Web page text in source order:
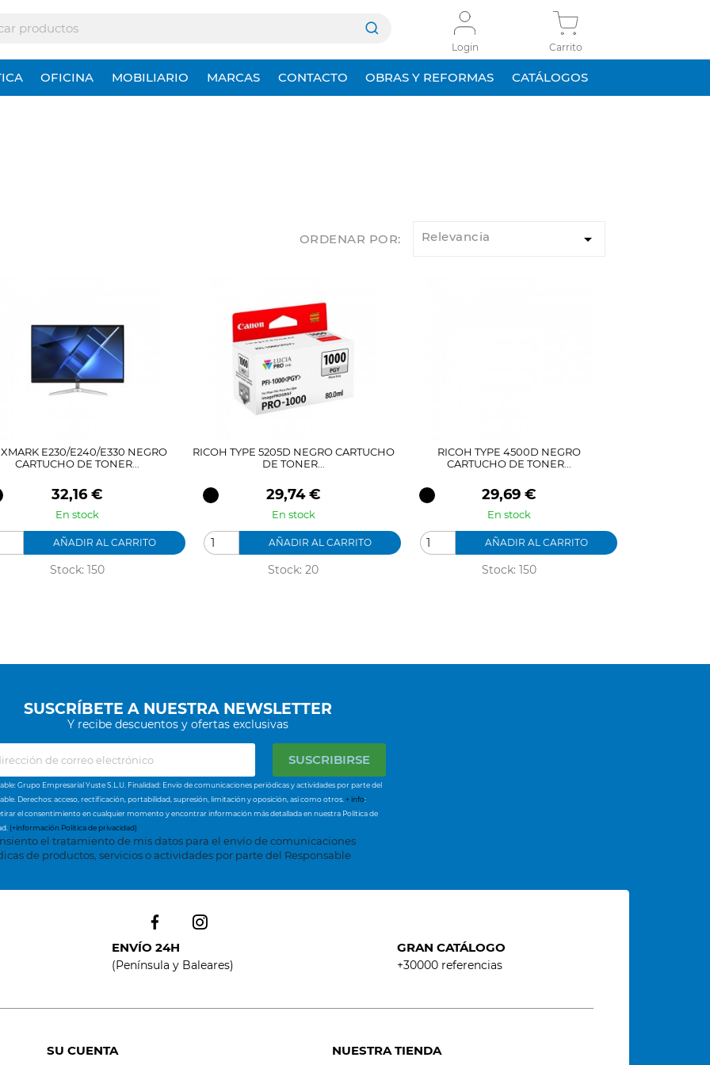
Login Carrito
OFICINA MOBILIARIO MARCAS CONTACTO OBRAS Y REFORMAS CATÁLOGOS
ORDENAR POR: Relevancia 
E230/E240/E330 NEGRO
CARTUCHO DE TONER...
Precio
32,16 €
En stock
AÑADIR AL CARRITO
Stock: 150
RICOH TYPE 5205D NEGRO CARTUCHO
DE TONER...
Precio
29,74 €
En stock
AÑADIR AL CARRITO
Stock: 20
RICOH TYPE 4500D NEGRO
CARTUCHO DE TONER...
Precio
29,69 €
En stock
AÑADIR AL CARRITO
Stock: 150
SUSCRÍBETE A NUESTRA NEWSLETTER
Y recibe descuentos y ofertas exclusivas
Grupo Empresarial Yuste S.L.U. Finalidad: Envío de comunicaciones periódicas y actividades por parte del
Derechos: acceso, rectificación, portabilidad, supresión, limitación y oposición, así como otros. + info:
el consentimiento en cualquier momento y encontrar información más detallada en nuestra Política de
(+información Política de privacidad)
el tratamiento de mis datos para el envío de comunicaciones
de productos, servicios o actividades por parte del Responsable
ENVÍO 24H
(Península y Baleares)
GRAN CATÁLOGO
+30000 referencias
SU CUENTA
NUESTRA TIENDA